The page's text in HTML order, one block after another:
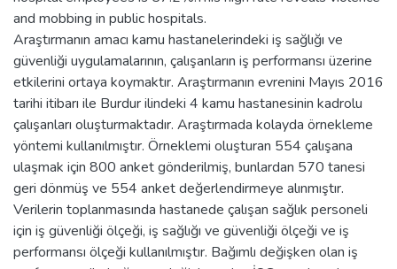
and mobbing in public hospitals.
Araştırmanın amacı kamu hastanelerindeki iş sağlığı ve
güvenliği uygulamalarının, çalışanların iş performansı üzerine
etkilerini ortaya koymaktır. Araştırmanın evrenini Mayıs 2016
tarihi itibarı ile Burdur ilindeki 4 kamu hastanesinin kadrolu
çalışanları oluşturmaktadır. Araştırmada kolayda örnekleme
yöntemi kullanılmıştır. Örneklemi oluşturan 554 çalışana
ulaşmak için 800 anket gönderilmiş, bunlardan 570 tanesi
geri dönmüş ve 554 anket değerlendirmeye alınmıştır.
Verilerin toplanmasında hastanede çalışan sağlık personeli
için iş güvenliği ölçeği, iş sağlığı ve güvenliği ölçeği ve iş
performansı ölçeği kullanılmıştır. Bağımlı değişken olan iş